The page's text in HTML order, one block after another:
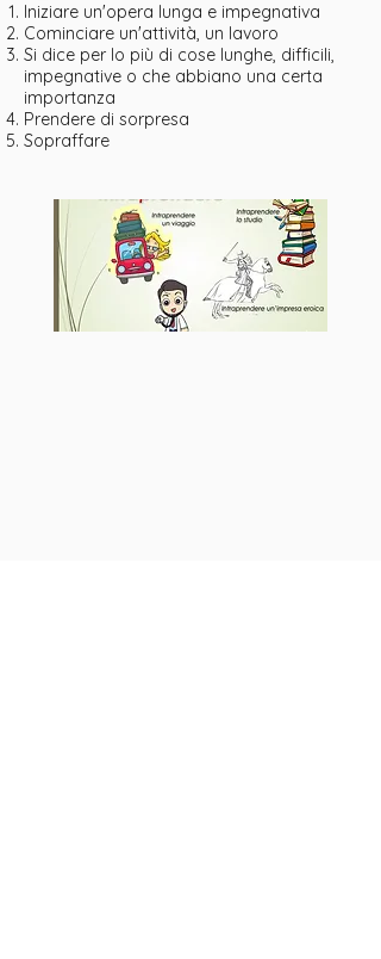
Iniziare un'opera lunga e impegnativa
Cominciare un'attività, un lavoro
Si dice per lo più di cose lunghe, difficili,
impegnative o che abbiano una certa
importanza
Prendere di sorpresa
Sopraffare